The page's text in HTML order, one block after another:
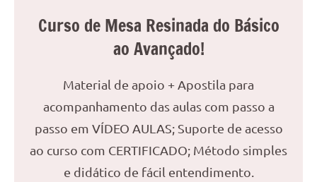
jantar
encontrará
tudo
Curso de Mesa Resinada do Básico
ao Avançado!
Material de apoio + Apostila para
acompanhamento das aulas com passo a
passo em VÍDEO AULAS; Suporte de acesso
ao curso com CERTIFICADO; Método simples
e didático de fácil entendimento.